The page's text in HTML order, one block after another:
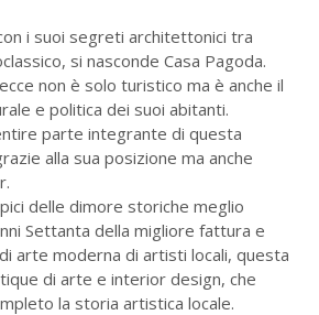
i suoi segreti architettonici tra
si nasconde Casa Pagoda.
non è solo turistico ma è anche il
e politica dei suoi abitanti.
parte integrante di questa
alla sua posizione ma anche
delle dimore storiche meglio
Settanta della migliore fattura e
arte moderna di artisti locali, questa
di arte e interior design, che
la storia artistica locale.